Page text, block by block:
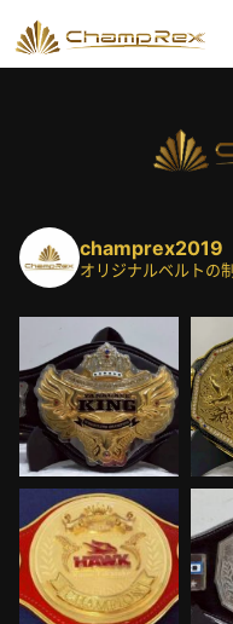
champrex2019
オリジナルベルトの